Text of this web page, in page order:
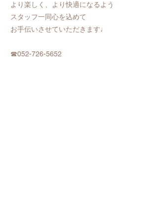
より楽しく、より快適になるよう
スタッフ一同心を込めて
お手伝いさせていただきます♩
☎052-726-5652